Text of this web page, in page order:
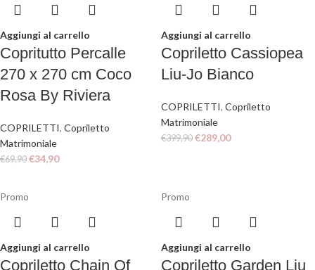
Aggiungi al carrello
Copritutto Percalle
270 x 270 cm Coco
Rosa By Riviera
COPRILETTI, Copriletto
Matrimoniale
€69,90 €34,90
Aggiungi al carrello
Copriletto Cassiopea
Liu-Jo Bianco
COPRILETTI, Copriletto
Matrimoniale
€399,90 €289,00
Promo
Aggiungi al carrello
Copriletto Chain Of
Promo
Aggiungi al carrello
Copriletto Garden Liu